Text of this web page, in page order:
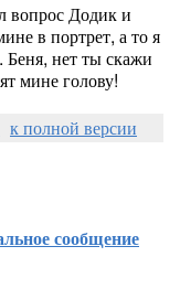
вопрос Додик и
в портрет, а то я
нет ты скажи
мине голову!
к полной версии
сообщение